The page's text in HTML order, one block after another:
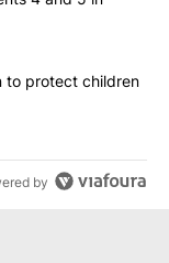
to
to protect children
by